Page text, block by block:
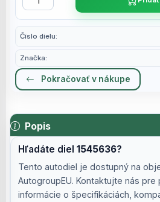
Číslo dielu:
Značka:
Pokračovať v nákupe
Popis
Hľadáte diel1545636?
Tento autodiel je dostupný na
AutogroupEU. Kontaktujte nás
informácie o špecifikáciách,